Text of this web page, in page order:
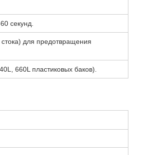
секунд.
для предотвращения
660L пластиковых баков).